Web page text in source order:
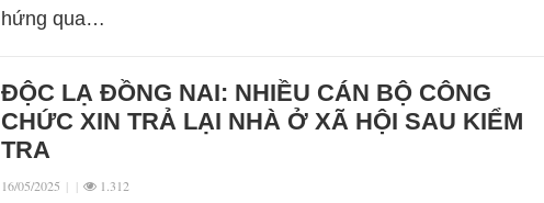
hứng qua…
ĐỘC LẠ ĐỒNG NAI: NHIỀU CÁN BỘ CÔNG
CHỨC XIN TRẢ LẠI NHÀ Ở XÃ HỘI SAU KIỂM
TRA
16/05/2025 | | 1.312